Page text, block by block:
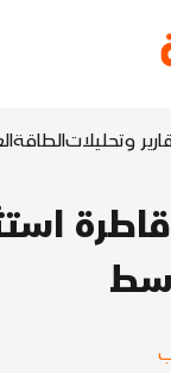
وتحليلاتالطاقة